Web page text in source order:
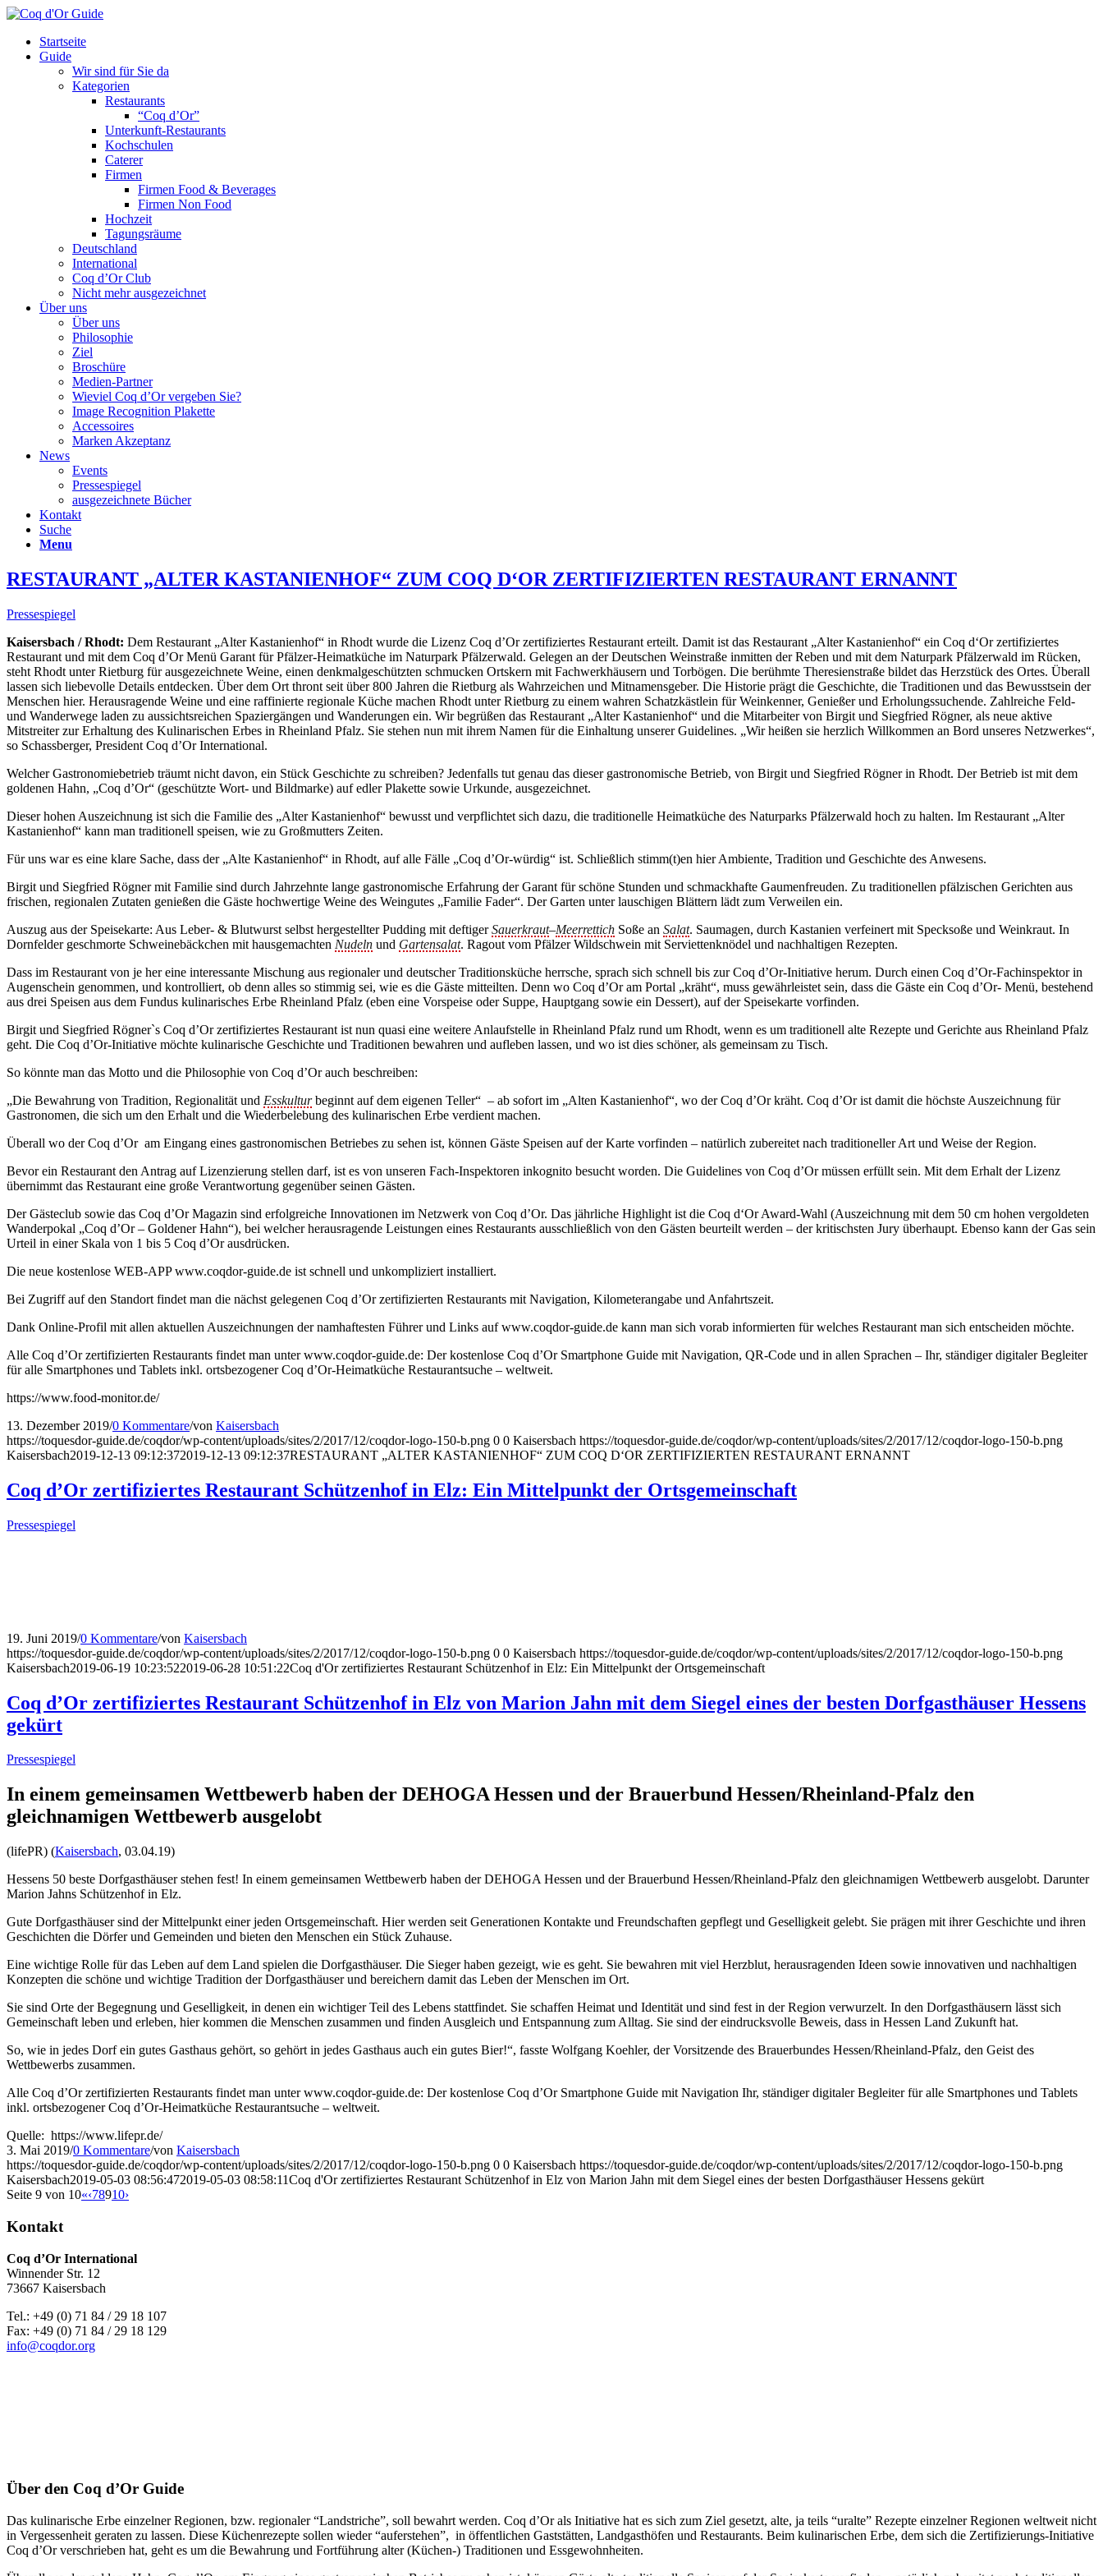
Startseite
Guide
Wir sind für Sie da
Kategorien
Restaurants
“Coq d’Or”
Unterkunft-Restaurants
Kochschulen
Caterer
Firmen
Firmen Food & Beverages
Firmen Non Food
Hochzeit
Tagungsräume
Deutschland
International
Coq d’Or Club
Nicht mehr ausgezeichnet
Über uns
Über uns
Philosophie
Ziel
Broschüre
Medien-Partner
Wieviel Coq d’Or vergeben Sie?
Image Recognition Plakette
Accessoires
Marken Akzeptanz
News
Events
Pressespiegel
ausgezeichnete Bücher
Kontakt
Suche
Menu
RESTAURANT „ALTER KASTANIENHOF“ ZUM COQ D‘OR ZERTIFIZIERTEN RESTAURANT ERNANNT
Pressespiegel
Kaisersbach / Rhodt: Dem Restaurant „Alter Kastanienhof“ in Rhodt wurde die Lizenz Coq d’Or zertifiziertes Restaurant erteilt. Damit ist das Restaurant „Alter Kastanienhof“ ein Coq d‘Or zertifiziertes
Restaurant und mit dem Coq d’Or Menü Garant für Pfälzer-Heimatküche im Naturpark Pfälzerwald. Gelegen an der Deutschen Weinstraße inmitten der Reben und mit dem Naturpark Pfälzerwald im Rücken,
steht Rhodt unter Rietburg für ausgezeichnete Weine, einen denkmalgeschützten schmucken Ortskern mit Fachwerkhäusern und Torbögen. Die berühmte Theresienstraße bildet das Herzstück des Ortes. Überall
lassen sich liebevolle Details entdecken. Über dem Ort thront seit über 800 Jahren die Rietburg als Wahrzeichen und Mitnamensgeber. Die Historie prägt die Geschichte, die Traditionen und das Bewusstsein der
Menschen hier. Herausragende Weine und eine raffinierte regionale Küche machen Rhodt unter Rietburg zu einem wahren Schatzkästlein für Weinkenner, Genießer und Erholungssuchende. Zahlreiche Feld-
und Wanderwege laden zu aussichtsreichen Spaziergängen und Wanderungen ein. Wir begrüßen das Restaurant „Alter Kastanienhof“ und die Mitarbeiter von Birgit und Siegfried Rögner, als neue aktive
Mitstreiter zur Erhaltung des Kulinarischen Erbes in Rheinland Pfalz. Sie stehen nun mit ihrem Namen für die Einhaltung unserer Guidelines. „Wir heißen sie herzlich Willkommen an Bord unseres Netzwerkes“,
so Schassberger, President Coq d’Or International.
Welcher Gastronomiebetrieb träumt nicht davon, ein Stück Geschichte zu schreiben? Jedenfalls tut genau das dieser gastronomische Betrieb, von Birgit und Siegfried Rögner in Rhodt. Der Betrieb ist mit dem
goldenen Hahn, „Coq d’Or“ (geschützte Wort- und Bildmarke) auf edler Plakette sowie Urkunde, ausgezeichnet.
Dieser hohen Auszeichnung ist sich die Familie des „Alter Kastanienhof“ bewusst und verpflichtet sich dazu, die traditionelle Heimatküche des Naturparks Pfälzerwald hoch zu halten. Im Restaurant „Alter
Kastanienhof“ kann man traditionell speisen, wie zu Großmutters Zeiten.
Für uns war es eine klare Sache, dass der „Alte Kastanienhof“ in Rhodt, auf alle Fälle „Coq d’Or-würdig“ ist. Schließlich stimm(t)en hier Ambiente, Tradition und Geschichte des Anwesens.
Birgit und Siegfried Rögner mit Familie sind durch Jahrzehnte lange gastronomische Erfahrung der Garant für schöne Stunden und schmackhafte Gaumenfreuden. Zu traditionellen pfälzischen Gerichten aus
frischen, regionalen Zutaten genießen die Gäste hochwertige Weine des Weingutes „Familie Fader“. Der Garten unter lauschigen Blättern lädt zum Verweilen ein.
Auszug aus der Speisekarte: Aus Leber- & Blutwurst selbst hergestellter Pudding mit deftigerSauerkraut–Meerrettich Soße an Salat. Saumagen, durch Kastanien verfeinert mit Specksoße und Weinkraut. In
Dornfelder geschmorte Schweinebäckchen mit hausgemachten Nudeln und Gartensalat. Ragout vom Pfälzer Wildschwein mit Serviettenknödel und nachhaltigen Rezepten.
Dass im Restaurant von je her eine interessante Mischung aus regionaler und deutscher Traditionsküche herrsche, sprach sich schnell bis zur Coq d’Or-Initiative herum. Durch einen Coq d’Or-Fachinspektor in
Augenschein genommen, und kontrolliert, ob denn alles so stimmig sei, wie es die Gäste mitteilten. Denn wo Coq d’Or am Portal „kräht“, muss gewährleistet sein, dass die Gäste ein Coq d’Or- Menü, bestehend
aus drei Speisen aus dem Fundus kulinarisches Erbe Rheinland Pfalz (eben eine Vorspeise oder Suppe, Hauptgang sowie ein Dessert), auf der Speisekarte vorfinden.
Birgit und Siegfried Rögner`s Coq d’Or zertifiziertes Restaurant ist nun quasi eine weitere Anlaufstelle in Rheinland Pfalz rund um Rhodt, wenn es um traditionell alte Rezepte und Gerichte aus Rheinland Pfalz
geht. Die Coq d’Or-Initiative möchte kulinarische Geschichte und Traditionen bewahren und aufleben lassen, und wo ist dies schöner, als gemeinsam zu Tisch.
So könnte man das Motto und die Philosophie von Coq d’Or auch beschreiben:
„Die Bewahrung von Tradition, Regionalität und Esskulturbeginnt auf dem eigenen Teller“ – ab sofort im „Alten Kastanienhof“, wo der Coq d’Or kräht. Coq d’Or ist damit die höchste Auszeichnung für
Gastronomen, die sich um den Erhalt und die Wiederbelebung des kulinarischen Erbe verdient machen.
Überall wo der Coq d’Or am Eingang eines gastronomischen Betriebes zu sehen ist, können Gäste Speisen auf der Karte vorfinden – natürlich zubereitet nach traditioneller Art und Weise der Region.
Bevor ein Restaurant den Antrag auf Lizenzierung stellen darf, ist es von unseren Fach-Inspektoren inkognito besucht worden. Die Guidelines von Coq d’Or müssen erfüllt sein. Mit dem Erhalt der Lizenz
übernimmt das Restaurant eine große Verantwortung gegenüber seinen Gästen.
Der Gästeclub sowie das Coq d’Or Magazin sind erfolgreiche Innovationen im Netzwerk von Coq d’Or. Das jährliche Highlight ist die Coq d‘Or Award-Wahl (Auszeichnung mit dem 50 cm hohen vergoldeten
Wanderpokal „Coq d’Or – Goldener Hahn“), bei welcher herausragende Leistungen eines Restaurants ausschließlich von den Gästen beurteilt werden – der kritischsten Jury überhaupt. Ebenso kann der Gas sein
Urteil in einer Skala von 1 bis 5 Coq d’Or ausdrücken.
Die neue kostenlose WEB-APP www.coqdor-guide.de ist schnell und unkompliziert installiert.
Bei Zugriff auf den Standort findet man die nächst gelegenen Coq d’Or zertifizierten Restaurants mit Navigation, Kilometerangabe und Anfahrtszeit.
Dank Online-Profil mit allen aktuellen Auszeichnungen der namhaftesten Führer und Links auf www.coqdor-guide.de kann man sich vorab informierten für welches Restaurant man sich entscheiden möchte.
Alle Coq d’Or zertifizierten Restaurants findet man unter www.coqdor-guide.de: Der kostenlose Coq d’Or Smartphone Guide mit Navigation, QR-Code und in allen Sprachen – Ihr, ständiger digitaler Begleiter
für alle Smartphones und Tablets inkl. ortsbezogener Coq d’Or-Heimatküche Restaurantsuche – weltweit.
https://www.food-monitor.de/
13. Dezember 2019/0 Kommentare/von Kaisersbach
https://toquesdor-guide.de/coqdor/wp-content/uploads/sites/2/2017/12/coqdor-logo-150-b.png 0 0 Kaisersbach https://toquesdor-guide.de/coqdor/wp-content/uploads/sites/2/2017/12/coqdor-logo-150-b.png
Kaisersbach2019-12-13 09:12:372019-12-13 09:12:37RESTAURANT „ALTER KASTANIENHOF“ ZUM COQ D‘OR ZERTIFIZIERTEN RESTAURANT ERNANNT
Coq d’Or zertifiziertes Restaurant Schützenhof in Elz: Ein Mittelpunkt der Ortsgemeinschaft
Pressespiegel
19. Juni 2019/0 Kommentare/von Kaisersbach
https://toquesdor-guide.de/coqdor/wp-content/uploads/sites/2/2017/12/coqdor-logo-150-b.png 0 0 Kaisersbach https://toquesdor-guide.de/coqdor/wp-content/uploads/sites/2/2017/12/coqdor-logo-150-b.png
Kaisersbach2019-06-19 10:23:522019-06-28 10:51:22Coq d'Or zertifiziertes Restaurant Schützenhof in Elz: Ein Mittelpunkt der Ortsgemeinschaft
Coq d’Or zertifiziertes Restaurant Schützenhof in Elz von Marion Jahn mit dem Siegel eines der besten Dorfgasthäuser Hessens
gekürt
Pressespiegel
In einem gemeinsamen Wettbewerb haben der DEHOGA Hessen und der Brauerbund Hessen/Rheinland-Pfalz den
gleichnamigen Wettbewerb ausgelobt
(lifePR) (Kaisersbach, 03.04.19)
Hessens 50 beste Dorfgasthäuser stehen fest! In einem gemeinsamen Wettbewerb haben der DEHOGA Hessen und der Brauerbund Hessen/Rheinland-Pfalz den gleichnamigen Wettbewerb ausgelobt. Darunter
Marion Jahns Schützenhof in Elz.
Gute Dorfgasthäuser sind der Mittelpunkt einer jeden Ortsgemeinschaft. Hier werden seit Generationen Kontakte und Freundschaften gepflegt und Geselligkeit gelebt. Sie prägen mit ihrer Geschichte und ihren
Geschichten die Dörfer und Gemeinden und bieten den Menschen ein Stück Zuhause.
Eine wichtige Rolle für das Leben auf dem Land spielen die Dorfgasthäuser. Die Sieger haben gezeigt, wie es geht. Sie bewahren mit viel Herzblut, herausragenden Ideen sowie innovativen und nachhaltigen
Konzepten die schöne und wichtige Tradition der Dorfgasthäuser und bereichern damit das Leben der Menschen im Ort.
Sie sind Orte der Begegnung und Geselligkeit, in denen ein wichtiger Teil des Lebens stattfindet. Sie schaffen Heimat und Identität und sind fest in der Region verwurzelt. In den Dorfgasthäusern lässt sich
Gemeinschaft leben und erleben, hier kommen die Menschen zusammen und finden Ausgleich und Entspannung zum Alltag. Sie sind der eindrucksvolle Beweis, dass in Hessen Land Zukunft hat.
So, wie in jedes Dorf ein gutes Gasthaus gehört, so gehört in jedes Gasthaus auch ein gutes Bier!“, fasste Wolfgang Koehler, der Vorsitzende des Brauerbundes Hessen/Rheinland-Pfalz, den Geist des
Wettbewerbs zusammen.
Alle Coq d’Or zertifizierten Restaurants findet man unter www.coqdor-guide.de: Der kostenlose Coq d’Or Smartphone Guide mit Navigation Ihr, ständiger digitaler Begleiter für alle Smartphones und Tablets
inkl. ortsbezogener Coq d’Or-Heimatküche Restaurantsuche – weltweit.
Quelle: https://www.lifepr.de/
3. Mai 2019/0 Kommentare/von Kaisersbach
https://toquesdor-guide.de/coqdor/wp-content/uploads/sites/2/2017/12/coqdor-logo-150-b.png 0 0 Kaisersbach https://toquesdor-guide.de/coqdor/wp-content/uploads/sites/2/2017/12/coqdor-logo-150-b.png
Kaisersbach2019-05-03 08:56:472019-05-03 08:58:11Coq d'Or zertifiziertes Restaurant Schützenhof in Elz von Marion Jahn mit dem Siegel eines der besten Dorfgasthäuser Hessens gekürt
Seite 9 von 10«‹78910›
Kontakt
Coq d’Or International
Winnender Str. 12
73667 Kaisersbach
Tel.: +49 (0) 71 84 / 29 18 107
Fax: +49 (0) 71 84 / 29 18 129
info@coqdor.org
Über den Coq d’Or Guide
Das kulinarische Erbe einzelner Regionen, bzw. regionaler “Landstriche”, soll bewahrt werden. Coq d’Or als Initiative hat es sich zum Ziel gesetzt, alte, ja teils “uralte” Rezepte einzelner Regionen weltweit nicht
in Vergessenheit geraten zu lassen. Diese Küchenrezepte sollen wieder “auferstehen”, in öffentlichen Gaststätten, Landgasthöfen und Restaurants. Beim kulinarischen Erbe, dem sich die Zertifizierungs-Initiative
Coq d’Or verschrieben hat, geht es um die Bewahrung und Fortführung alter (Küchen-) Traditionen und Essgewohnheiten.